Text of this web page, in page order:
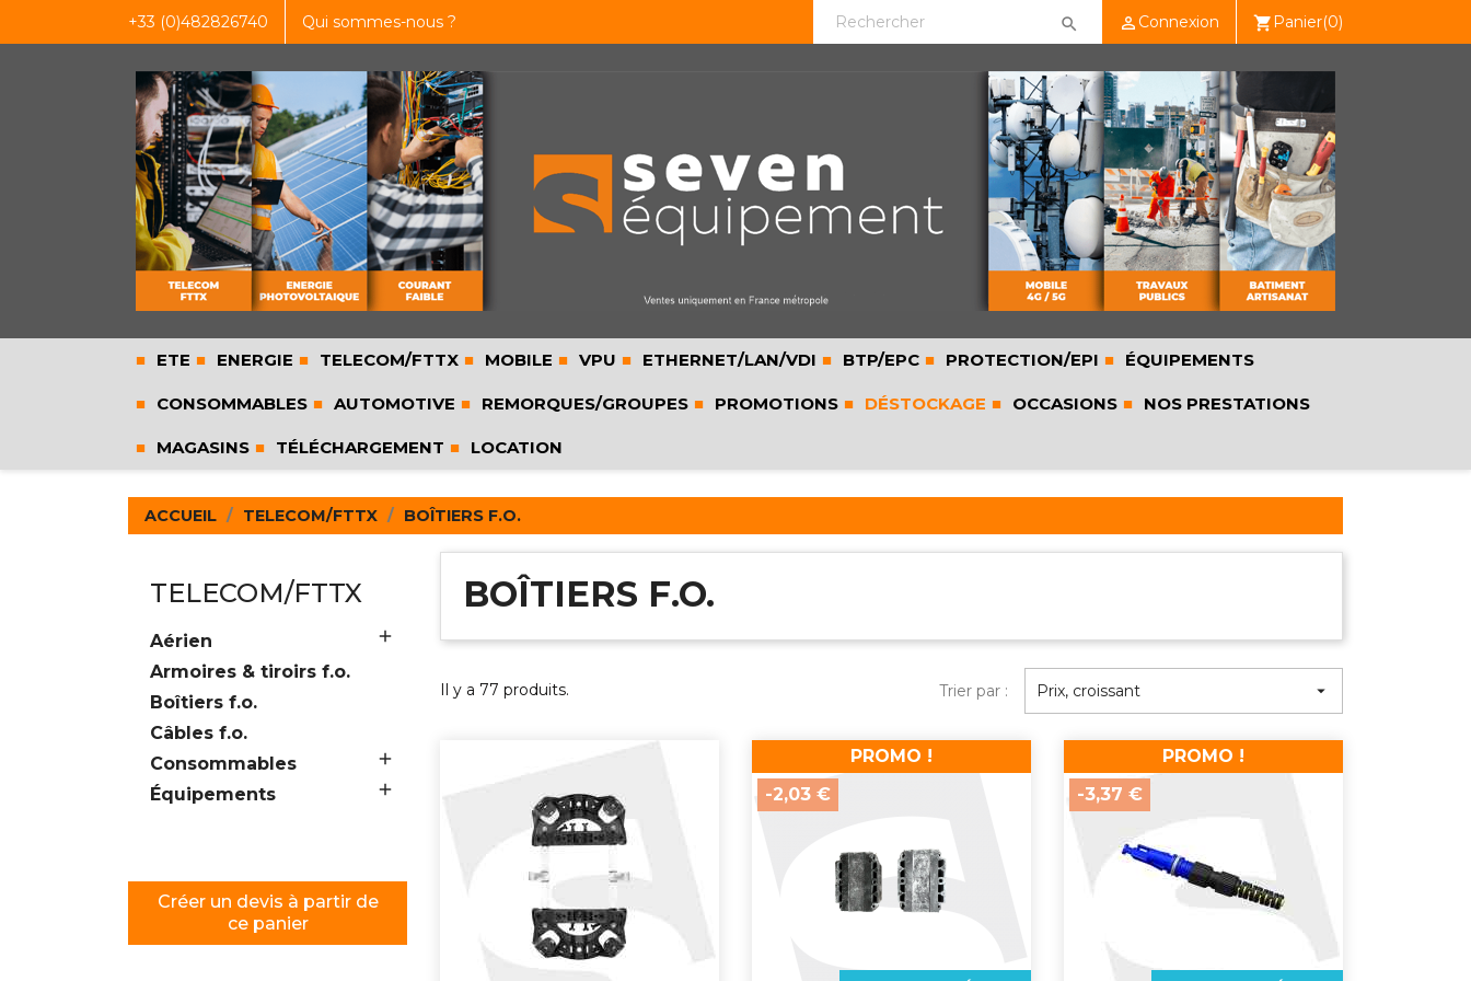
+33 (0)482826740 Qui sommes-nous ?   Connexion shopping_cart Panier(0)
ETE ENERGIE TELECOM/FTTX MOBILE VPU ETHERNET/LAN/VDI BTP/EPC PROTECTION/EPI ÉQUIPEMENTS
CONSOMMABLES AUTOMOTIVE REMORQUES/GROUPES PROMOTIONS DÉSTOCKAGE OCCASIONS NOS PRESTATIONS
MAGASINS TÉLÉCHARGEMENT LOCATION
ACCUEIL TELECOM/FTTX BOÎTIERS F.O.
TELECOM/FTTX
Aérien 
Armoires & tiroirs f.o.
Boîtiers f.o.
Câbles f.o.
Consommables

Équipements 
Créer un devis à partir de
ce panier
BOÎTIERS F.O.
Il y a 77 produits. Trier par : Prix, croissant 
PROMO !
-2,03 €
PROMO !
-3,37 €